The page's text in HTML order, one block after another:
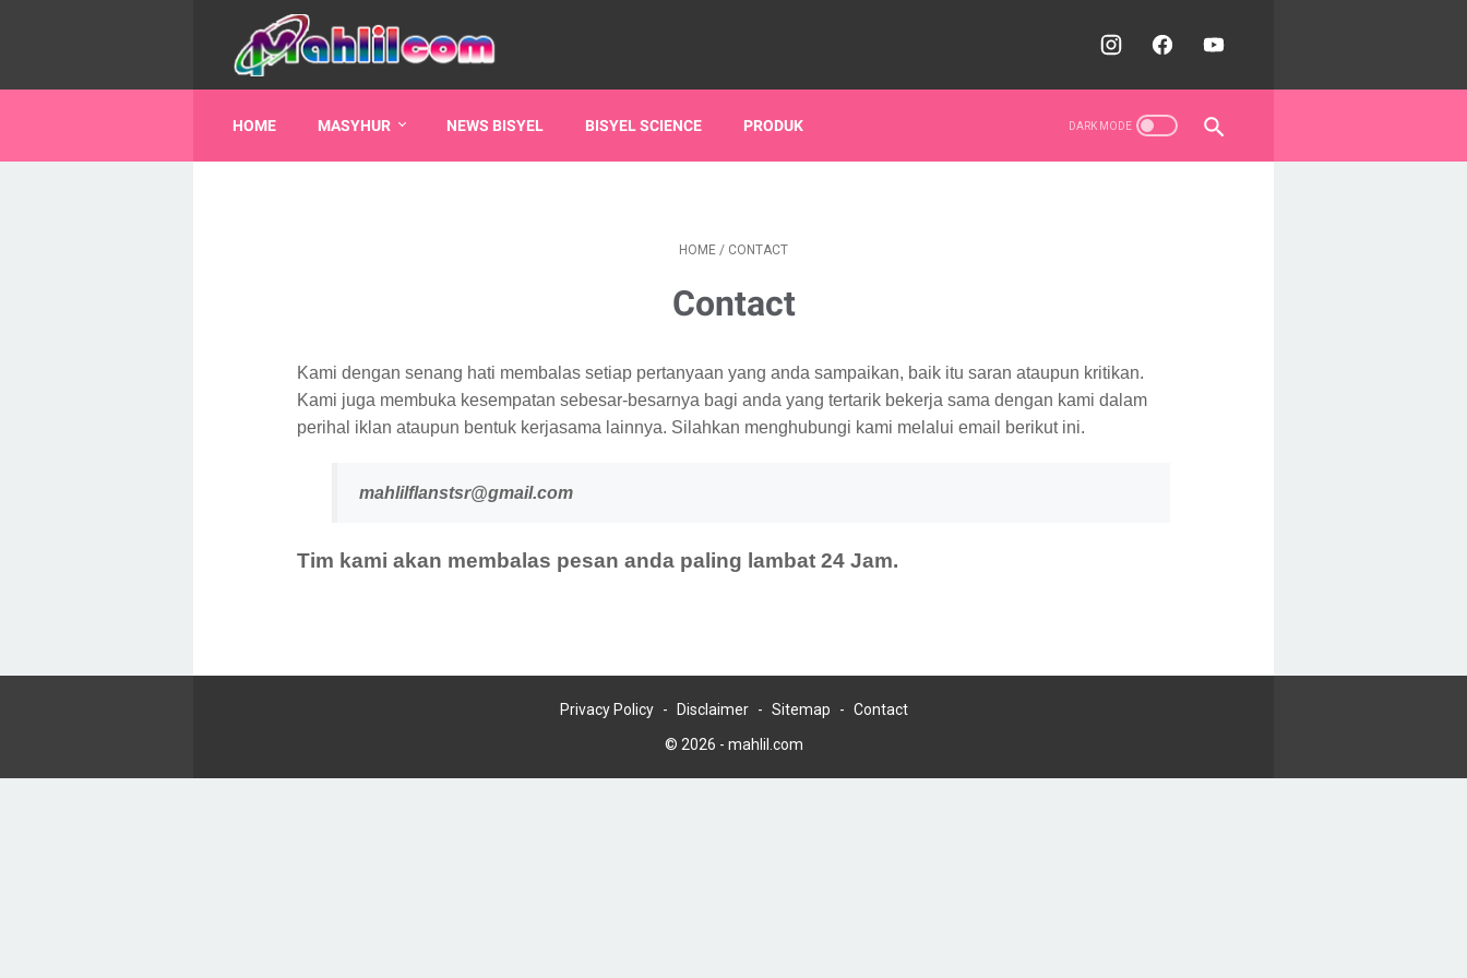
HOME MASYHUR NEWS BISYEL BISYEL SCIENCE PRODUK
HOME / CONTACT
Contact
Kami dengan senang hati membalas setiap pertanyaan yang anda sampaikan, baik itu saran ataupun kritikan.
Kami juga membuka kesempatan sebesar-besarnya bagi anda yang tertarik bekerja sama dengan kami dalam
perihal iklan ataupun bentuk kerjasama lainnya. Silahkan menghubungi kami melalui email berikut ini.
mahlilflanstsr@gmail.com
Tim kami akan membalas pesan anda paling lambat 24 Jam.
Privacy Policy Disclaimer Sitemap
Contact
© 2026 - mahlil.com